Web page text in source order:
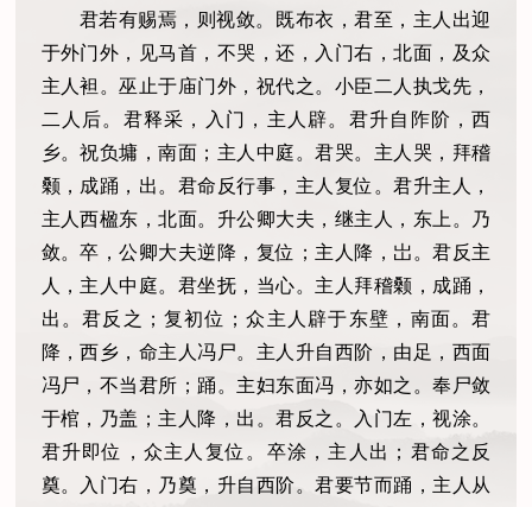
君若有赐焉，则视敛。既布衣，君至，主人出迎
于外门外，见马首，不哭，还，入门右，北面，及众
主人袒。巫止于庙门外，祝代之。小臣二人执戈先，
二人后。君释采，入门，主人辟。君升自阼阶，西
乡。祝负墉，南面；主人中庭。君哭。主人哭，拜稽
颡，成踊，出。君命反行事，主人复位。君升主人，
主人西楹东，北面。升公卿大夫，继主人，东上。乃
敛。卒，公卿大夫逆降，复位；主人降，岀。君反主
人，主人中庭。君坐抚，当心。主人拜稽颡，成踊，
出。君反之；复初位；众主人辟于东壁，南面。君
降，西乡，命主人冯尸。主人升自西阶，由足，西面
冯尸，不当君所；踊。主妇东面冯，亦如之。奉尸敛
于棺，乃盖；主人降，出。君反之。入门左，视涂。
君升即位，众主人复位。卒涂，主人出；君命之反
奠。入门右，乃奠，升自西阶。君要节而踊，主人从